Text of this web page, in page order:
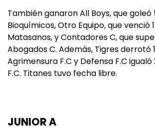
También ganaron All Boys, que
Bioquímicos, Otro Equipo, que venció
Matasanos, y Contadores C, que
Abogados C. Además, Tigres derrotó
Agrimensura F.C y Defensa F.C
F.C. Titanes tuvo fecha libre.
JUNIOR A